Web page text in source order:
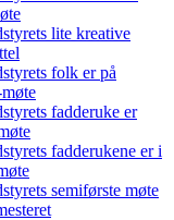
lite kreative
folk er på
fadderuke er
fadderukene er i
semiførste møte